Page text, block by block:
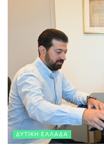
ΔΥΤΙΚΉ ΕΛΛΆΔΑ